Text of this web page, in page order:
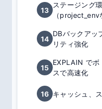
13
ステージング
（project_env
14
DBバックアッ
リティ強化
15
EXPLAIN でボ
スで高速化
16 キャッシュ、